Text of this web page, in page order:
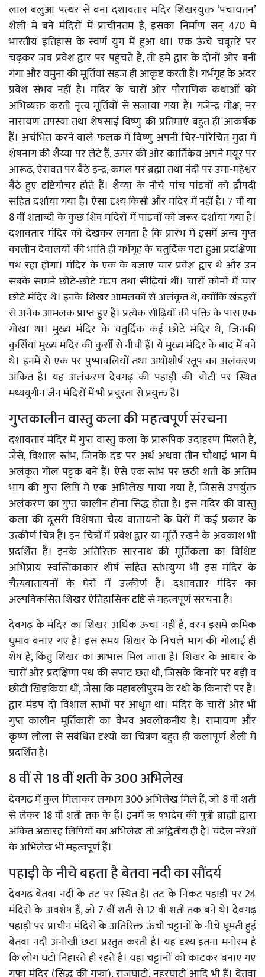
लाल बलुआ पत्थर से बना दशावतार मंदिर शिखरयुक्त ‘पंचायतन’
शैली में बने मंदिरों में प्राचीनतम है, इसका निर्माण सन् 470 में
भारतीय इतिहास के स्वर्ण युग में हुआ था। एक ऊंचे चबूतरे पर
चढ़कर जब प्रवेश द्वार पर पहुंचते हैं, तो हमें द्वार के दोनों ओर बनी
गंगा और यमुना की मूर्तियां सहज ही आकृष्ट करती हैं। गर्भगृह के अंदर
प्रवेश संभव नहीं है। मंदिर के चारों ओर पौराणिक कथाओं को
अभिव्यक्त करती नृत्य मूर्तियों से सजाया गया है। गजेन्द्र मोक्ष, नर
नारायण तपस्या तथा शेषसाई विष्णु की प्रतिमाएं बहुत ही आकर्षक
हैं। अचंभित करने वाले फलक में विष्णु अपनी चिर-परिचित मुद्रा में
शेषनाग की शैय्या पर लेटे हैं, ऊपर की ओर कार्तिकेय अपने मयूर पर
आरूढ़, ऐरावत पर बैठे इन्द्र, कमल पर ब्रह्मा तथा नंदी पर उमा-महेश्वर
बैठे हुए दृष्टिगोचर होते हैं। शैय्या के नीचे पांच पांडवों को द्रौपदी
सहित दर्शाया गया है। ऐसा दृश्य किसी और मंदिर में नहीं है। 7 वीं या
8 वीं शताब्दी के कुछ शिव मंदिरों में पांडवों को जरूर दर्शाया गया है।
दशावतार मंदिर को देखकर लगता है कि प्रारंभ में इसमें अन्य गुप्त
कालीन देवालयों की भांति ही गर्भगृह के चतुर्दिक पटा हुआ प्रदक्षिणा
पथ रहा होगा। मंदिर के एक के बजाए चार प्रवेश द्वार थे और उन
सबके सामने छोटे-छोटे मंडप तथा सीढ़ियां थीं। चारों कोनों में चार
छोटे मंदिर थे। इनके शिखर आमलकों से अलंकृत थे, क्योंकि खंडहरों
से अनेक आमलक प्राप्त हुए हैं। प्रत्येक सीढ़ियों की पंक्ति के पास एक
गोखा था। मुख्य मंदिर के चतुर्दिक कई छोटे मंदिर थे, जिनकी
कुर्सियां मुख्य मंदिर की कुर्सी से नीची हैं। ये मुख्य मंदिर के बाद में बने
थे। इनमें से एक पर पुष्पावलियों तथा अधोशीर्ष स्तूप का अलंकरण
अंकित है। यह अलंकरण देवगढ़ की पहाड़ी की चोटी पर स्थित
मध्ययुगीन जैन मंदिरों में भी प्रचुरता से प्रयुक्त है।
गुप्तकालीन वास्तु कला की महत्वपूर्ण संरचना
दशावतार मंदिर में गुप्त वास्तु कला के प्रारूपिक उदाहरण मिलते हैं,
जैसे, विशाल स्तंभ, जिनके दंड पर अर्ध अथवा तीन चौथाई भाग में
अलंकृत गोल पट्टक बने हैं। ऐसे एक स्तंभ पर छठी शती के अंतिम
भाग की गुप्त लिपि में एक अभिलेख पाया गया है, जिससे उपर्युक्त
अलंकरण का गुप्त कालीन होना सिद्ध होता है। इस मंदिर की वास्तु
कला की दूसरी विशेषता चैत्य वातायनों के घेरों में कई प्रकार के
उत्कीर्ण चित्र हैं। इन चित्रों में प्रवेश द्वार या मूर्ति रखने के अवकाश भी
प्रदर्शित हैं। इनके अतिरिक्त सारनाथ की मूर्तिकला का विशिष्ट
अभिप्राय स्वस्तिकाकार शीर्ष सहित स्तंभयुग्म भी इस मंदिर के
चैत्यवातायनों के घेरों में उत्कीर्ण है। दशावतार मंदिर का
अल्पविकसित शिखर ऐतिहासिक दृष्टि से महत्वपूर्ण संरचना है।
देवगढ़ के मंदिर का शिखर अधिक ऊंचा नहीं है, वरन इसमें क्रमिक
घुमाव बनाए गए हैं। इस समय शिखर के निचले भाग की गोलाई ही
शेष है, किंतु शिखर का आभास मिल जाता है। शिखर के आधार के
चारों ओर प्रदक्षिणा पथ की सपाट छत थी, जिसके किनारे पर बड़ी व
छोटी खिड़कियां थीं, जैसा कि महाबलीपुरम के रथों के किनारों पर हैं।
द्वार मंडप दो विशाल स्तंभों पर आधृत था। मंदिर के चारों ओर भी
गुप्त कालीन मूर्तिकारी का वैभव अवलोकनीय है। रामायण और
कृष्ण लीला से संबंधित दृश्यों का चित्रण बहुत ही कलापूर्ण शैली में
प्रदर्शित है।
8 वीं से 18 वीं शती के 300 अभिलेख
देवगढ़ में कुल मिलाकर लगभग 300 अभिलेख मिले हैं, जो 8 वीं शती
से लेकर 18 वीं शती तक के हैं। इनमें ऋ षभदेव की पुत्री ब्राह्मी द्वारा
अंकित अठारह लिपियों का अभिलेख तो अद्वितीय ही है। चंदेल नरेशों
के अभिलेख भी महत्वपूर्ण हैं।
पहाड़ी के नीचे बहता है बेतवा नदी का सौंदर्य
देवगढ़ बेतवा नदी के तट पर स्थित है। तट के निकट पहाड़ी पर 24
मंदिरों के अवशेष हैं, जो 7 वीं शती से 12 वीं शती तक बने थे। देवगढ़
पहाड़ी पर प्राचीन मंदिरों के अतिरिक्त ऊंची चट्टानों के नीचे घूमती हुई
बेतवा नदी अनोखी छटा प्रस्तुत करती है। यह दृश्य इतना मनोरम है
कि लोग घंटों निहारते ही रहते हैं। यहां चट्टानों को काटकर बनाए गए